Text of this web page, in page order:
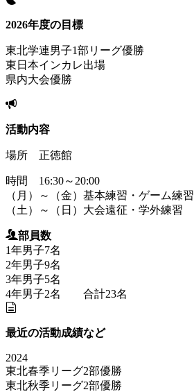
2026年度の目標
東北学連男子1部リーグ優勝
東日本インカレ出場
県内大会優勝
活動内容
場所 正徳館
時間 16:30～20:00
（月）～（金）基本練習・ゲーム練習
（土）～（日）大会遠征・学外練習
部員数
1年男子7名
2年男子9名
3年男子5名
4年男子2名 合計23名
最近の活動成績など
2024
東北春季リーグ2部優勝
東北秋季リーグ2部優勝